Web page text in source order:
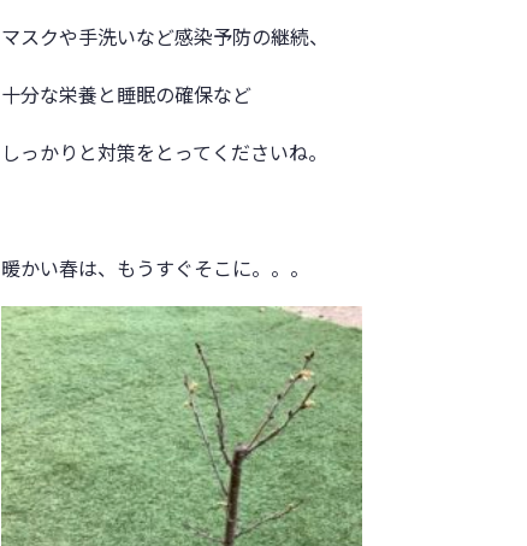
マスクや手洗いなど感染予防の継続、
十分な栄養と睡眠の確保など
しっかりと対策をとってくださいね。
暖かい春は、もうすぐそこに。。。